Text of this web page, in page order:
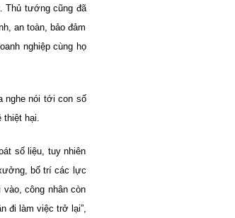
Thủ tướng cũng đã
an toàn, bảo đảm
nghiệp cùng họ
nghe nói tới con số
hại.
số liệu, tuy nhiên
bố trí các lực
công nhân còn
đi làm việc trở lại”,